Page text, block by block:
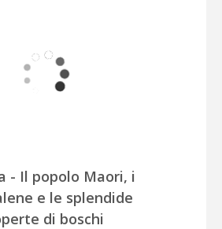
- Il popolo Maori, i
e le splendide
di boschi